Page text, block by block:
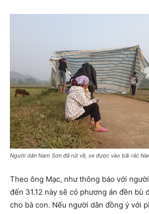
Người dân Nam Sơn đã rút về, xe được vào bãi rác
Theo ông Mạc, như thông báo với
đến 31.12 này sẽ có phương án đền bù
cho bà con. Nếu người dân đồng ý với